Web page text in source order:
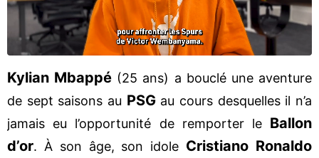
Kylian Mbappé (25 ans) a bouclé une aventure
de sept saisons au PSGau cours desquelles il n’a
jamais eu l’opportunité de remporter leBallon
d’or. À son âge, son idole Cristiano Ronaldo